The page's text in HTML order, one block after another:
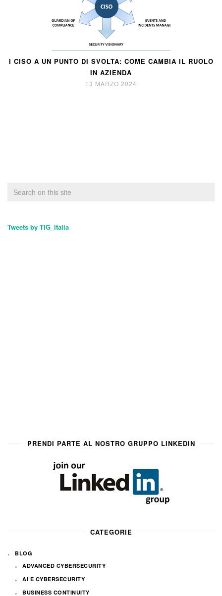
I CISO A UN PUNTO DI SVOLTA: COME CAMBIA IL RUOLO
IN AZIENDA
13 MARZO 2024
Tweets by TIG_italia
PRENDI PARTE AL NOSTRO GRUPPO LINKEDIN
CATEGORIE
BLOG
ADVANCED CYBERSECURITY
AI E CYBERSECURITY
BUSINESS CONTINUITY